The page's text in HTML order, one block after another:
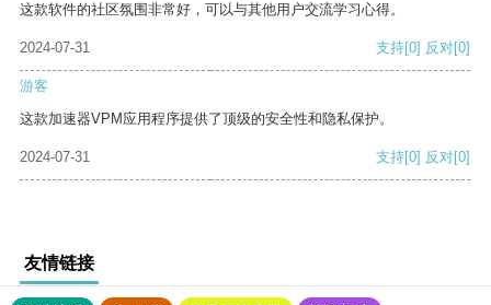
这款软件的社区氛围非常好，可以与其他用户交流学习心得。
2024-07-31 支持[0] 反对[0]
游客
这款加速器VPM应用程序提供了顶级的安全性和隐私保护。
2024-07-31 支持[0] 反对[0]
友情链接